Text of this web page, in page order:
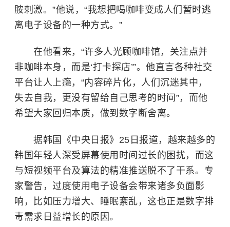
胺刺激。”他说，“我想把喝咖啡变成人们暂时逃
离电子设备的一种方式。”
在他看来，“许多人光顾咖啡馆，关注点并
非咖啡本身，而是‘打卡探店’”。他直言各种社交
平台让人上瘾，“内容碎片化，人们沉迷其中，
失去自我，更没有留给自己思考的时间”，而他
希望大家回归本质，做到数字断舍离。
据韩国《中央日报》25日报道，越来越多的
韩国年轻人深受屏幕使用时间过长的困扰，而这
与短视频平台及算法的精准推送脱不了干系。专
家警告，过度使用电子设备会带来诸多负面影
响，比如压力增大、睡眠紊乱，这也正是数字排
毒需求日益增长的原因。